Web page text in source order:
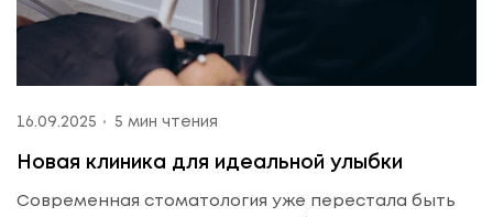
16.09.2025 5 мин чтения
Новая клиника для идеальной улыбки
Современная стоматология уже перестала быть